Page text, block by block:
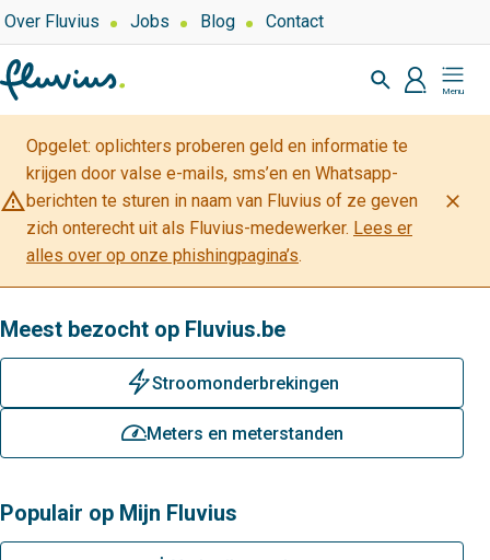
Overslaan
en
naar
de
inhoud
gaan
Top
navigation
Over Fluvius Jobs Blog Contact
Zoeken
profiel
Mijn
Fluvius
warning_amber
Opgelet: oplichters proberen geld en informatie te
krijgen door valse e-mails, sms’en en Whatsapp-
berichten te sturen in naam van Fluvius of ze geven
zich onterecht uit als Fluvius-medewerker. Lees er
alles over op onze phishingpagina’s.
close
Meest bezocht op Fluvius.be
bliksemStroomonderbrekingen
meterstandenMeters en meterstanden
Populair op Mijn Fluvius